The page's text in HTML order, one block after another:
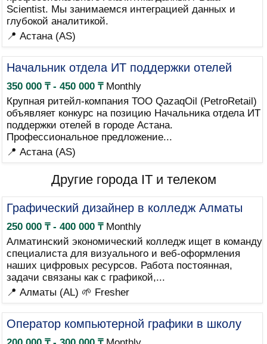
Scientist. Мы занимаемся интеграцией данных и
глубокой аналитикой.
📍 Астана (AS)
Начальник отдела ИТ поддержки отелей
350 000 ₸ - 450 000 ₸Monthly
Крупная ритейл-компания ТОО QazaqOil (PetroRetail)
объявляет конкурс на позицию Начальника отдела ИТ
поддержки отелей в городе Астана.
Профессиональное предложение...
📍 Астана (AS)
Другие города IT и телеком
Графический дизайнер в колледж Алматы
250 000 ₸ - 400 000 ₸Monthly
Алматинский экономический колледж ищет в команду
специалиста для визуального и веб-оформления
наших цифровых ресурсов. Работа постоянная,
задачи связаны как с графикой,...
📍 Алматы (AL) 🌱 Fresher
Оператор компьютерной графики в школу